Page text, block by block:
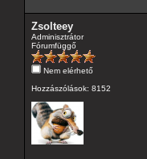
Zsolteey
Adminisztrátor
Fórumfüggő
Nem elérhető
Hozzászólások: 8152